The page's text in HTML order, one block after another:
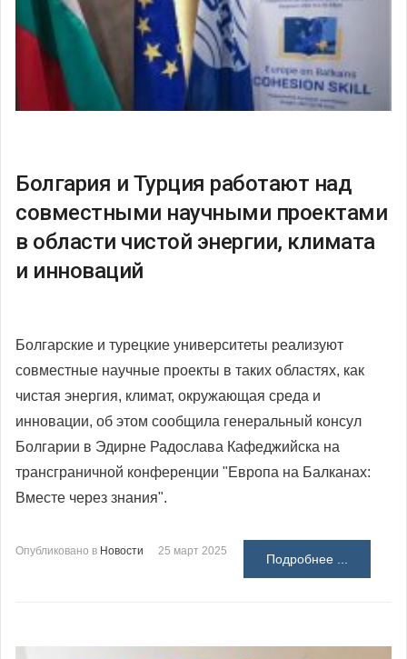
Болгария и Турция работают над
совместными научными проектами
в области чистой энергии, климата
и инноваций
Болгарские и турецкие университеты реализуют
совместные научные проекты в таких областях, как
чистая энергия, климат, окружающая среда и
инновации, об этом сообщила генеральный консул
Болгарии в Эдирне Радослава Кафеджийска на
трансграничной конференции "Европа на Балканах:
Вместе через знания".
Опубликовано в Новости 25 март 2025
Подробнее ...